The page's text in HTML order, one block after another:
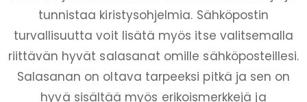
tunnistaa kiristysohjelmia. Sähköpostin
turvallisuutta voit lisätä myös itse valitsemalla
riittävän hyvät salasanat omille sähköposteillesi.
Salasanan on oltava tarpeeksi pitkä ja sen on
hyvä sisältää myös erikoismerkkejä ja